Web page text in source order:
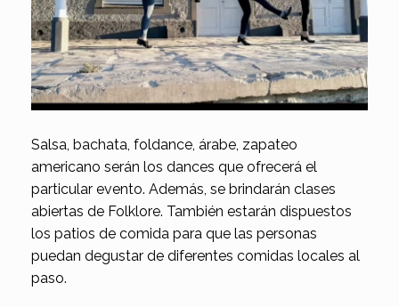
Salsa, bachata, foldance, árabe, zapateo
americano serán los dances que ofrecerá el
particular evento. Además, se brindarán clases
abiertas de Folklore. También estarán dispuestos
los patios de comida para que las personas
puedan degustar de diferentes comidas locales al
paso.